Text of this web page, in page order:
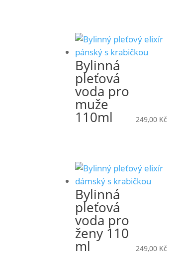
Bylinná
pleťová
voda pro
muže
110ml 249,00 Kč
Bylinná
pleťová
voda pro
ženy 110
ml 249,00 Kč